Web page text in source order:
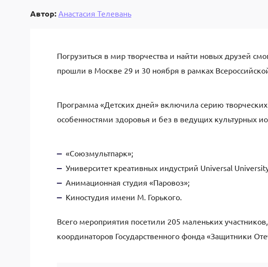
Автор: Анастасия Телевань
Погрузиться в мир творчества и найти новых друзей
прошли в Москве 29 и 30 ноября в рамках
Программа «Детских дней» включила серию творческих
особенностями здоровья и без в ведущих культурных и
«Союзмультпарк»;
Университет креативных индустрий Universal
Анимационная студия «Паровоз»;
Киностудия имени М. Горького.
Всего мероприятия посетили 205 маленьких участников
координаторов Государственного фонда «Защитники